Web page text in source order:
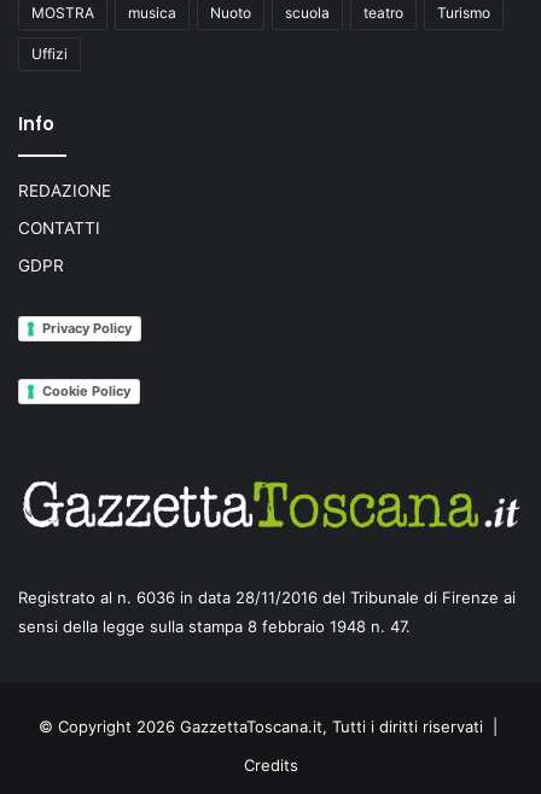
MOSTRA musica Nuoto scuola teatro Turismo
Uffizi
Info
REDAZIONE
CONTATTI
GDPR
Privacy Policy
Cookie Policy
Registrato al n. 6036 in data 28/11/2016 del Tribunale di Firenze ai
sensi della legge sulla stampa 8 febbraio 1948 n. 47.
© Copyright 2026 GazzettaToscana.it, Tutti i diritti riservati |
Credits